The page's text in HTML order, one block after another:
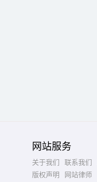
网站服务
关于我们 联系我们
版权声明
网站律师